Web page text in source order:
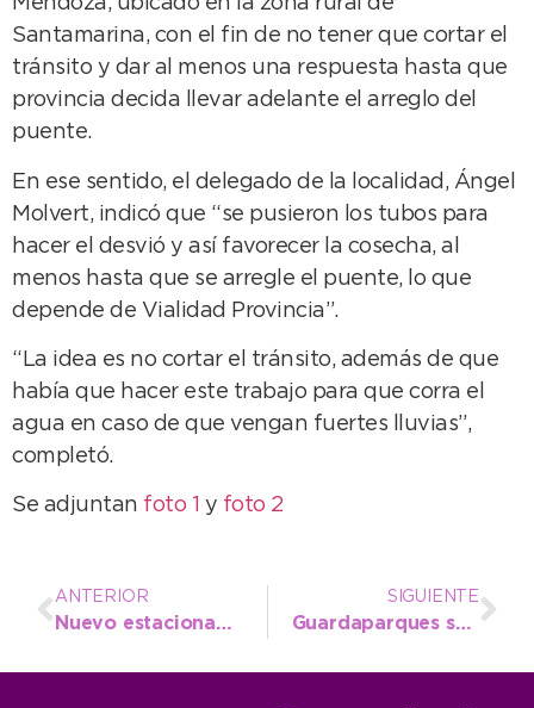
Mendoza, ubicado en la zona rural de
Santamarina, con el fin de no tener que cortar el
tránsito y dar al menos una respuesta hasta que
provincia decida llevar adelante el arreglo del
puente.
En ese sentido, el delegado de la localidad, Ángel
Molvert, indicó que “se pusieron los tubos para
hacer el desvió y así favorecer la cosecha, al
menos hasta que se arregle el puente, lo que
depende de Vialidad Provincia”.
“La idea es no cortar el tránsito, además de que
había que hacer este trabajo para que corra el
agua en caso de que vengan fuertes lluvias”,
completó.
Se adjuntan foto 1 y foto 2
ANTERIOR
Nuevo estacionamiento de motos en la villa
SIGUIENTE
Guardaparques se refuerza ante los primeros focos de incendio